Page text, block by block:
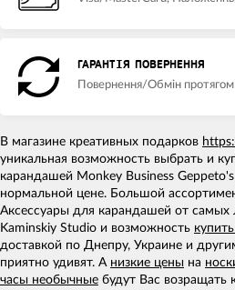
ГАРАНТІЯ ПОВЕРНЕННЯ
Повернення/Обмін
В магазине креативных подарков
уникальная возможность выбрать и
карандашей Monkey Business
нормальной цене. Большой
Аксессуары для карандашей от самых
Kaminskiy Studio и возможность
доставкой по Днепру, Украине и
приятно удивят. А низкие цены на
часы необычные будут Вас